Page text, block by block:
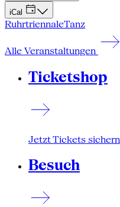
iCal
RuhrtriennaleTanz
Alle Veranstaltungen
Ticketshop
Jetzt Tickets sichern
Besuch